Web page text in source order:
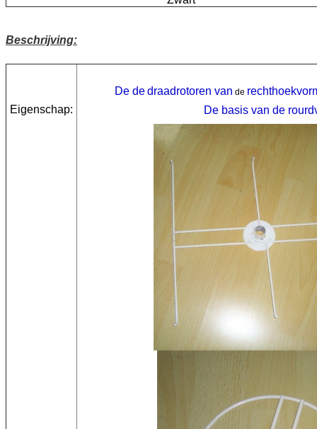
Beschrijving:
Eigenschap:
De dedraadrotoren van de
De basis van de